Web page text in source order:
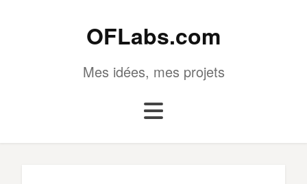
OFLabs.com
Mes idées, mes projets